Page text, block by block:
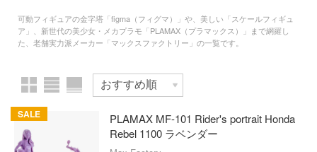
可動フィギュアの金字塔「figma（フィグマ）」や、美しい「スケールフィギュ
ア」、新世代の美少女・メカプラモ「PLAMAX（プラマックス）」まで網羅し
た、老舗実力派メーカー「マックスファクトリー」の一覧です。
SALE
PLAMAX MF-101 Rider's portrait Honda
Rebel 1100 ラベンダー
表示する
プラモデル
ズ(インターアライド)
成品モデル
ョントイ
ンス
材・部品
ディオラマ)
トライアングル
スター
レイズナー
ック・バイク
ヘリ